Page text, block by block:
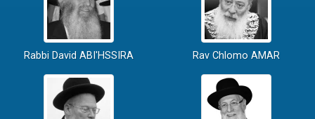
Rabbi David ABI'HSSIRA Rav Chlomo AMAR